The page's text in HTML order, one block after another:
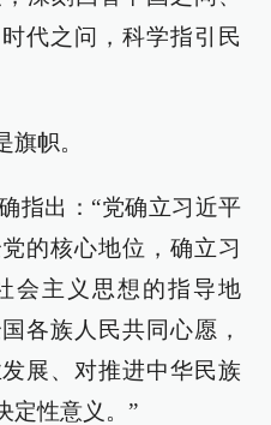
代之问，科学指引民
帜。
指出：“党确立习近平
的核心地位，确立习
会主义思想的指导地
各族人民共同心愿，
展、对推进中华民族
定性意义。”